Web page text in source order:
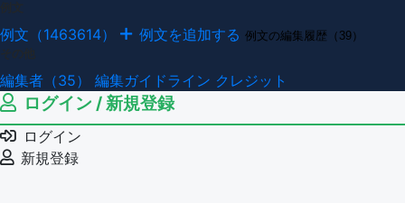
例文（1463614） 例文を追加する 例文の編集履歴（39）
編集者（35） 編集ガイドライン クレジット
ログイン / 新規登録
ログイン
新規登録